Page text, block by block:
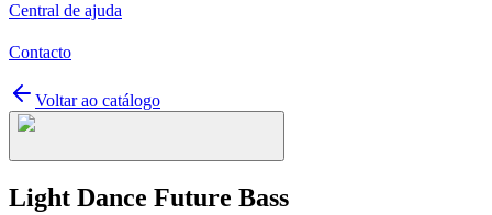
Central de ajuda
Contacto
Voltar ao catálogo
Light Dance Future Bass